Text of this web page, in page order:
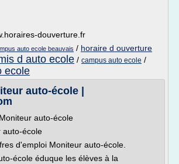
douverture.fr
auto ecole beauvais / horaire d ouverture
d auto ecole / campus auto ecole /
ecole
auto-école |
auto-école
auto-école
d'emploi Moniteur auto-école.
école éduque les élèves à la